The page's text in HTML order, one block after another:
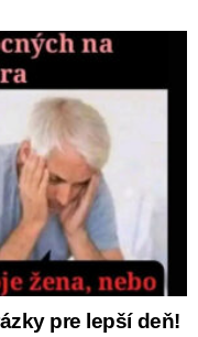
pre lepší deň!